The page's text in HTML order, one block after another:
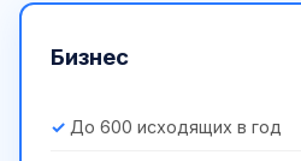
Бизнес
До 600 исходящих в год